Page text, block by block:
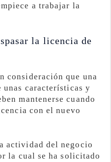
a trabajar la
la licencia de
consideración que una
unas características y
mantenerse cuando
con el nuevo
actividad del negocio
la cual se ha solicitado